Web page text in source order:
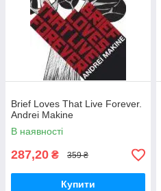
Brief Loves That Live Forever.
Andrei Makine
В наявності
287,20 ₴ 359 ₴
Купити